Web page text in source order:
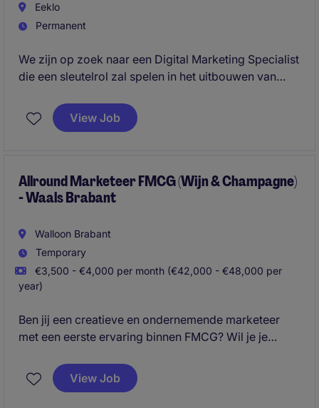
Eeklo
Permanent
We zijn op zoek naar een Digital Marketing Specialist
die een sleutelrol zal spelen in het uitbouwen van
veelzijdige rol werk je nauw samen met interne
stakeholders en externe partners om digitale
View Job
Allround Marketeer FMCG (Wijn & Champagne)
- Waals Brabant
Walloon Brabant
Temporary
€3,500 - €4,000 per month (€42,000 - €48,000 per
year)
Ben jij een creatieve en ondernemende marketeer
met een eerste ervaring binnen FMCG? Wil je je
internationale speler actief in wijn en champagne,
met veel autonomie en ruimte voor initiatief? Dan is
View Job